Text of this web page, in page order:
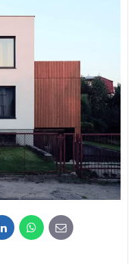
LinkedInWhatsApp
E-
mail